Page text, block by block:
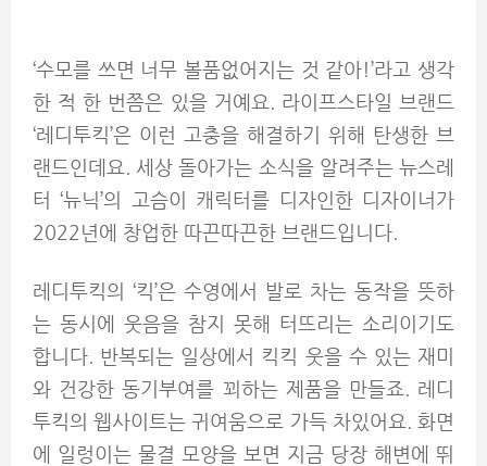
‘수모를 쓰면 너무 볼품없어지는 것 같아!’라고 생각
한 적 한 번쯤은 있을 거예요. 라이프스타일 브랜드
‘레디투킥’은 이런 고충을 해결하기 위해 탄생한 브
랜드인데요. 세상 돌아가는 소식을 알려주는 뉴스레
터 ‘뉴닉’의 고슴이 캐릭터를 디자인한 디자이너가
2022년에 창업한 따끈따끈한 브랜드입니다.
레디투킥의 ‘킥’은 수영에서 발로 차는 동작을 뜻하
는 동시에 웃음을 참지 못해 터뜨리는 소리이기도
합니다. 반복되는 일상에서 킥킥 웃을 수 있는 재미
와 건강한 동기부여를 꾀하는 제품을 만들죠. 레디
투킥의 웹사이트는 귀여움으로 가득 차있어요. 화면
에 일렁이는 물결 모양을 보면 지금 당장 해변에 뛰